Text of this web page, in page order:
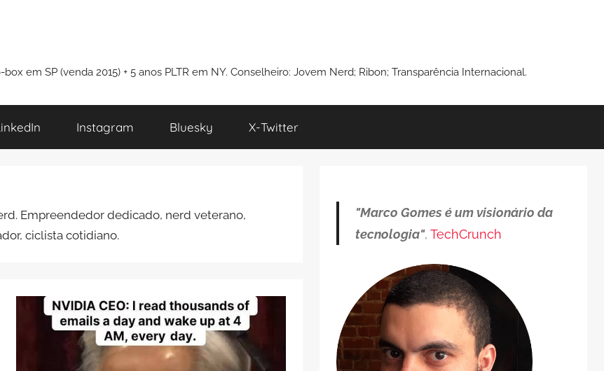
em SP (venda 2015) + 5 anos PLTR em NY. Conselheiro: Jovem Nerd; Ribon; Transparência Internacional.
Instagram Bluesky X-Twitter
Empreendedor dedicado, nerd veterano,
ciclista cotidiano.
"Marco Gomes é um visionário da
tecnologia", TechCrunch